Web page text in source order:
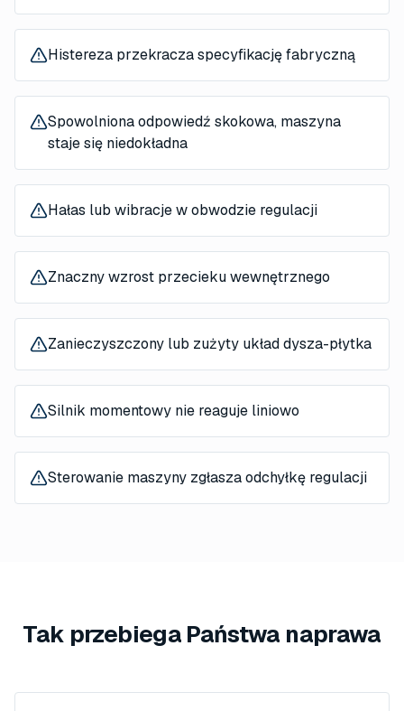
Histereza przekracza specyfikację fabryczną
Spowolniona odpowiedź skokowa, maszyna
staje się niedokładna
Hałas lub wibracje w obwodzie regulacji
Znaczny wzrost przecieku wewnętrznego
Zanieczyszczony lub zużyty układ dysza-płytka
Silnik momentowy nie reaguje liniowo
Sterowanie maszyny zgłasza odchyłkę regulacji
Tak przebiega Państwa naprawa